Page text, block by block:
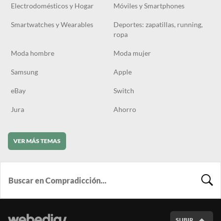
Electrodomésticos y Hogar Móviles y Smartphones
Smartwatches y Wearables
Deportes: zapatillas, running,
ropa
Moda hombre Moda mujer
Samsung Apple
eBay Switch
Jura Ahorro
VER MÁS TEMAS